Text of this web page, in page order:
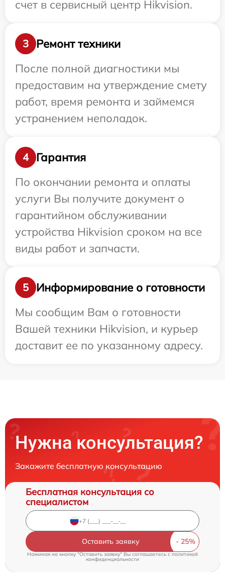
счет в сервисный центр Hikvision.
3
Ремонт техники
После полной диагностики мы
предоставим на утверждение смету
работ, время ремонта и займемся
устранением неполадок.
4
Гарантия
По окончании ремонта и оплаты
услуги Вы получите документ о
гарантийном обслуживании
устройства Hikvision сроком на все
виды работ и запчасти.
5
Информирование о готовности
Мы сообщим Вам о готовности
Вашей техники Hikvision, и курьер
доставит ее по указанному адресу.
Нужна консультация?
Закажите бесплатную консультацию
Бесплатная консультация со
специалистом
Оставить заявку
Нажимая на кнопку "Оставить заявку" Вы соглашаетесь c политикой
конфиденциальности